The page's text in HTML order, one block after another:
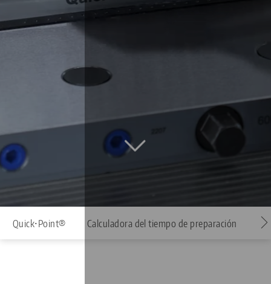
Quick•Point® Calculadora del tiempo de preparación